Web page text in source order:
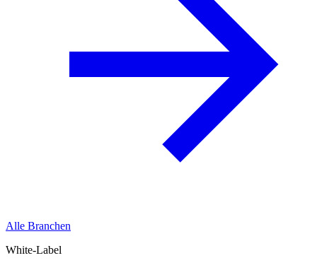
Alle Branchen
White-Label